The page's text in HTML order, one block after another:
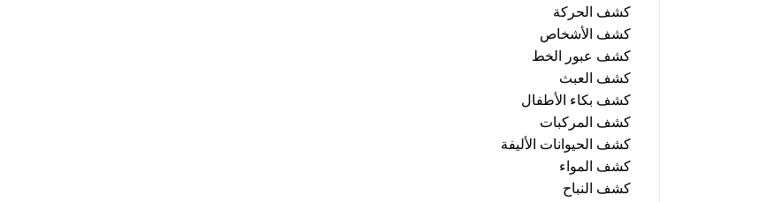
كشف الحركة
كشف الأشخاص
كشف عبور الخط
كشف العبث
كشف بكاء الأطفال
كشف المركبات
كشف الحيوانات الأليفة
كشف المواء
كشف النباح